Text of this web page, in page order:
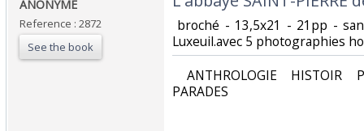
‎ANONYME‎
Reference : 2872
See the book
broché - 13,5x21 - 21pp -
Luxeuil.avec 5 photographies
ANTHROLOGIE HISTOIR
PARADES‎